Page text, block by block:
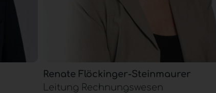
Renate Flöckinger-Steinmaurer
Leitung Rechnungswesen